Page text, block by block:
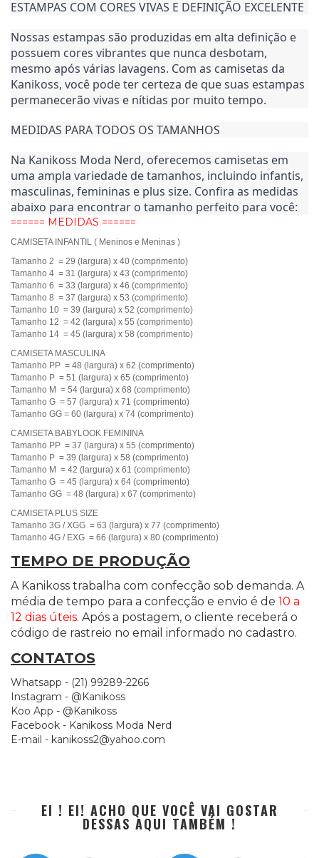
ESTAMPAS COM CORES VIVAS E DEFINIÇÃO EXCELENTE
Nossas estampas são produzidas em alta definição e
possuem cores vibrantes que nunca desbotam,
mesmo após várias lavagens. Com as camisetas da
Kanikoss, você pode ter certeza de que suas estampas
permanecerão vivas e nítidas por muito tempo.
MEDIDAS PARA TODOS OS TAMANHOS
Na Kanikoss Moda Nerd, oferecemos camisetas em
uma ampla variedade de tamanhos, incluindo infantis,
masculinas, femininas e plus size. Confira as medidas
abaixo para encontrar o tamanho perfeito para você:
====== MEDIDAS ======
CAMISETA INFANTIL ( Meninos e Meninas )
Tamanho 2 = 29 (largura) x 40 (comprimento)
Tamanho 4 = 31 (largura) x 43 (comprimento)
Tamanho 6 = 33 (largura) x 46 (comprimento)
Tamanho 8 = 37 (largura) x 53 (comprimento)
Tamanho 10 = 39 (largura) x 52 (comprimento)
Tamanho 12 = 42 (largura) x 55 (comprimento)
Tamanho 14 = 45 (largura) x 58 (comprimento)
CAMISETA MASCULINA
Tamanho PP = 48 (largura) x 62 (comprimento)
Tamanho P = 51 (largura) x 65 (comprimento)
Tamanho M = 54 (largura) x 68 (comprimento)
Tamanho G = 57 (largura) x 71 (comprimento)
Tamanho GG = 60 (largura) x 74 (comprimento)
CAMISETA BABYLOOK FEMININA
Tamanho PP = 37 (largura) x 55 (comprimento)
Tamanho P = 39 (largura) x 58 (comprimento)
Tamanho M = 42 (largura) x 61 (comprimento)
Tamanho G = 45 (largura) x 64 (comprimento)
Tamanho GG = 48 (largura) x 67 (comprimento)
CAMISETA PLUS SIZE
Tamanho 3G / XGG = 63 (largura) x 77 (comprimento)
Tamanho 4G / EXG = 66 (largura) x 80 (comprimento)
TEMPO DE PRODUÇÃO
A Kanikoss trabalha com confecção sob demanda. A
média de tempo para a confecção e envio é de 10 a
12 dias úteis. Após a postagem, o cliente receberá o
código de rastreio no email informado no cadastro.
CONTATOS
Whatsapp - (21) 99289-2266
Instagram - @Kanikoss
Koo App - @Kanikoss
Facebook - Kanikoss Moda Nerd
E-mail - kanikoss2@yahoo.com
EI ! EI! ACHO QUE VOCÊ VAI GOSTAR
DESSAS AQUI TAMBÉM !